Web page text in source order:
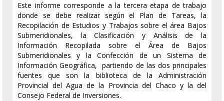
Este informe corresponde a la tercera etapa de trabajo
donde se debe realizar según el Plan de Tareas, la
Recopilación de Estudios y Trabajos sobre el área Bajos
Submeridionales, la Clasificación y Análisis de la
Información Recopilada sobre el Área de Bajos
Submeridionales y la Confección de un Sistema de
Información Geográfica, partiendo de las dos principales
fuentes que son la biblioteca de la Administración
Provincial del Agua de la Provincia del Chaco y la del
Consejo Federal de Inversiones.